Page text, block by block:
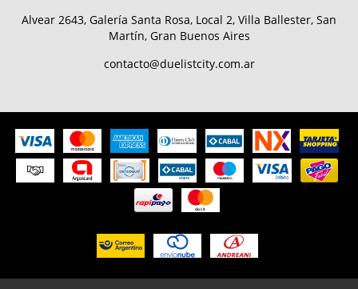
Alvear 2643, Galería Santa Rosa, Local 2, Villa Ballester, San
Martín, Gran Buenos Aires
contacto@duelistcity.com.ar